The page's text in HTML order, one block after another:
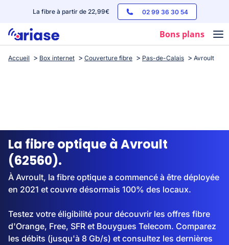
La fibre à partir de 22,99€ 02 99 36 30 54
Bons plans
Box internet
Streaming
Accueil Box internet Couverture fibre Pas-de-Calais Avroult
La fibre optique à Avroult
(62560).
À Avroult, la fibre optique a commencé à être déployée
en 2021 et couvre désormais 100% des locaux.
Testez votre éligibilité pour découvrir les offres fibre
d'Orange, Free, SFR et Bouygues Telecom. Comparez
les débits (jusqu'à 8 Gb/s) et consultez les dernières